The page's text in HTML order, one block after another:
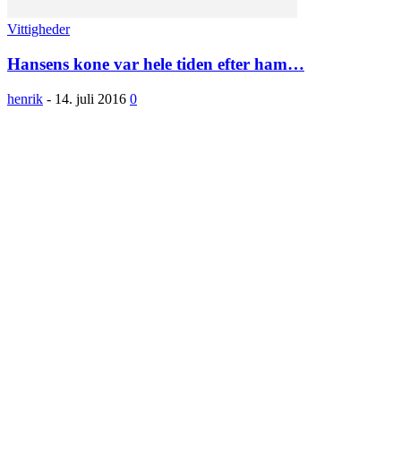
Vittigheder
Hansens kone var hele tiden efter ham…
henrik - 14. juli 2016 0